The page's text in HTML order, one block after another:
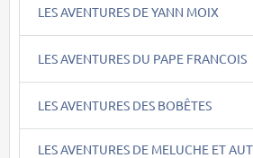
LES AVENTURES DE YANN MOIX
LES AVENTURES DU PAPE FRANCOIS
LES AVENTURES DES BOBÊTES
LES AVENTURES DE MELUCHE ET